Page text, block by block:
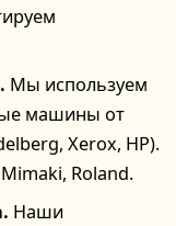
Мы используем
машины от
Xerox, HP).
Roland.
Наши